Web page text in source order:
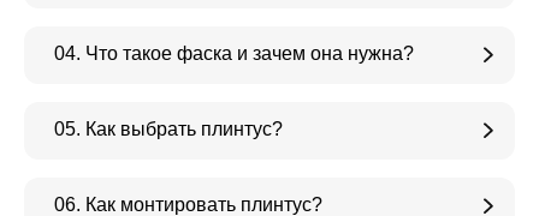
04. Что такое фаска и зачем она нужна?
05. Как выбрать плинтус?
06. Как монтировать плинтус?